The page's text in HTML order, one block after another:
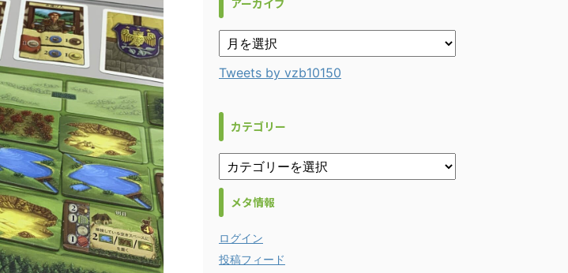
アーカイブ
Tweets by vzb10150
カテゴリー
メタ情報
ログイン
投稿フィード